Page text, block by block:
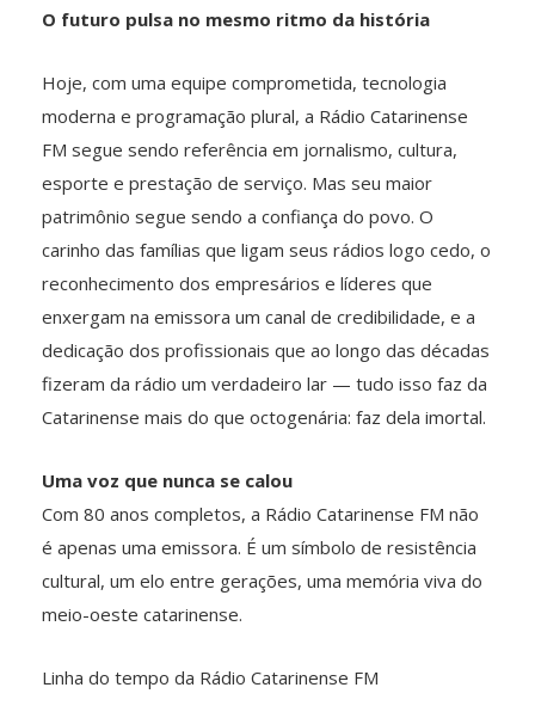
O futuro pulsa no mesmo ritmo da história
Hoje, com uma equipe comprometida, tecnologia
moderna e programação plural, a Rádio Catarinense
FM segue sendo referência em jornalismo, cultura,
esporte e prestação de serviço. Mas seu maior
patrimônio segue sendo a confiança do povo. O
carinho das famílias que ligam seus rádios logo cedo, o
reconhecimento dos empresários e líderes que
enxergam na emissora um canal de credibilidade, e a
dedicação dos profissionais que ao longo das décadas
fizeram da rádio um verdadeiro lar — tudo isso faz da
Catarinense mais do que octogenária: faz dela imortal.
Uma voz que nunca se calou
Com 80 anos completos, a Rádio Catarinense FM não
é apenas uma emissora. É um símbolo de resistência
cultural, um elo entre gerações, uma memória viva do
meio-oeste catarinense.
Linha do tempo da Rádio Catarinense FM